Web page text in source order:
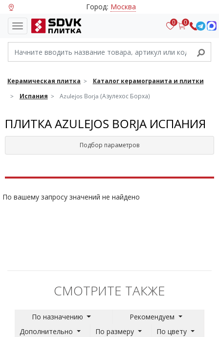
Город: Москва
0 0
Керамическая плитка
Каталог керамогранита и плитки
Испания
Azulejos Borja (Азулехос Борха)
ПЛИТКА AZULEJOS BORJA ИСПАНИЯ
Подбор параметров
По вашему запросу значений не найдено
СМОТРИТЕ ТАКЖЕ
По назначению
Рекомендуем
Дополнительно
По размеру
По цвету